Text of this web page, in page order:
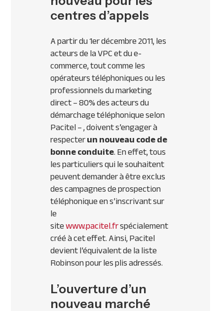
centres d’appels
A partir du 1er décembre 2011, les
acteurs de laVPCet du e-
commerce, tout comme les
opérateurs téléphoniques ou les
professionnels du marketing
direct – 80% des acteurs du
démarchage téléphonique selon
Pacitel – , doivent s’engager à
respecterun nouveau code de
bonne conduite. En effet, tous
les particuliers qui le souhaitent
peuvent demander à être exclus
des campagnes de prospection
téléphonique en s’inscrivant sur
le
sitewww.pacitel.frspécialement
créé à cet effet. Ainsi, Pacitel
devient l’équivalent de la liste
Robinson pour les plis adressés.
L’ouverture d’un
nouveau marché